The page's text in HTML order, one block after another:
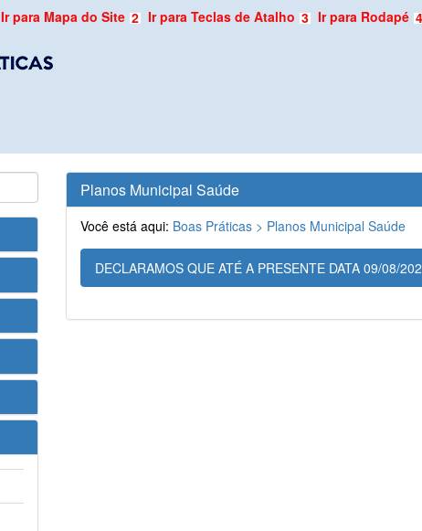
Ir para Mapa do Site 2 Ir para Teclas de Atalho 3 Ir para Rodapé 4
Planos Municipal Saúde
Você está aqui: Boas Práticas > Planos Municipal Saúde
DECLARAMOS QUE ATÉ A PRESENTE DATA 09/08/